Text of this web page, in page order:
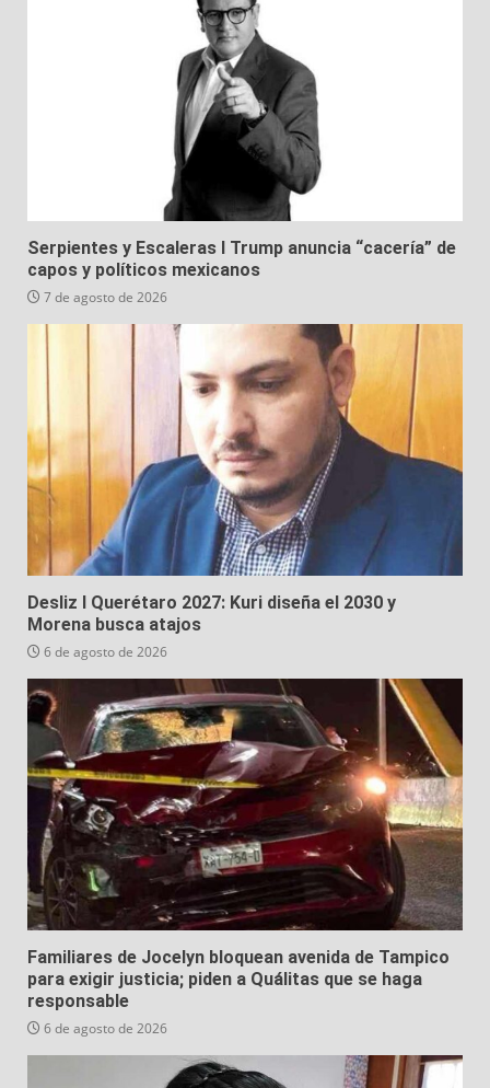
Serpientes y Escaleras I Trump anuncia “cacería” de
capos y políticos mexicanos
7 de agosto de 2026
Desliz I Querétaro 2027: Kuri diseña el 2030 y
Morena busca atajos
6 de agosto de 2026
Familiares de Jocelyn bloquean avenida de Tampico
para exigir justicia; piden a Quálitas que se haga
responsable
6 de agosto de 2026